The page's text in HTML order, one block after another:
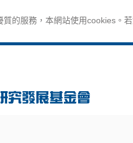
質的服務，本網站使用cookies。